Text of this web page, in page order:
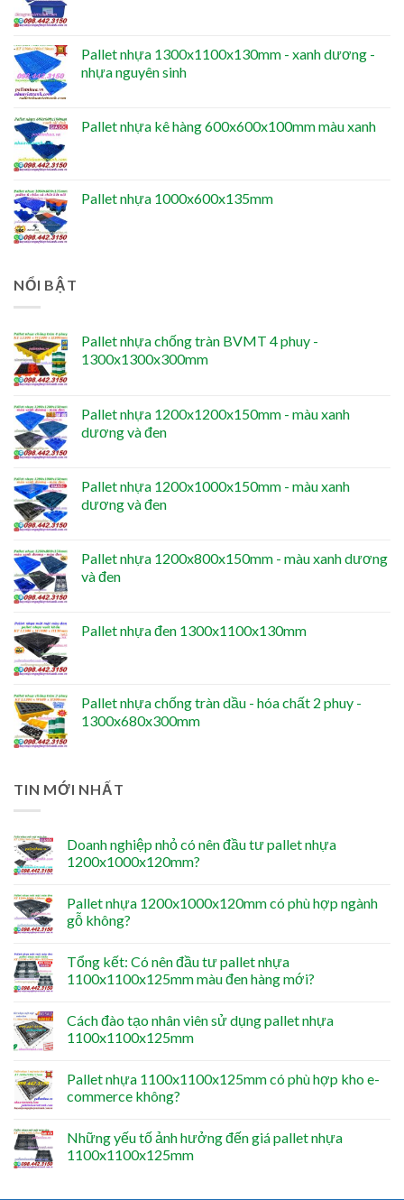
Pallet nhựa 1300x1100x130mm - xanh dương -
nhựa nguyên sinh
Pallet nhựa kê hàng 600x600x100mm màu xanh
Pallet nhựa 1000x600x135mm
NỔI BẬT
Pallet nhựa chống tràn BVMT 4 phuy -
1300x1300x300mm
Pallet nhựa 1200x1200x150mm - màu xanh
dương và đen
Pallet nhựa 1200x1000x150mm - màu xanh
dương và đen
Pallet nhựa 1200x800x150mm - màu xanh dương
và đen
Pallet nhựa đen 1300x1100x130mm
Pallet nhựa chống tràn dầu - hóa chất 2 phuy -
1300x680x300mm
TIN MỚI NHẤT
Doanh nghiệp nhỏ có nên đầu tư pallet nhựa
1200x1000x120mm?
Pallet nhựa 1200x1000x120mm có phù hợp ngành
gỗ không?
Tổng kết: Có nên đầu tư pallet nhựa
1100x1100x125mm màu đen hàng mới?
Cách đào tạo nhân viên sử dụng pallet nhựa
1100x1100x125mm
Pallet nhựa 1100x1100x125mm có phù hợp kho e-
commerce không?
Những yếu tố ảnh hưởng đến giá pallet nhựa
1100x1100x125mm